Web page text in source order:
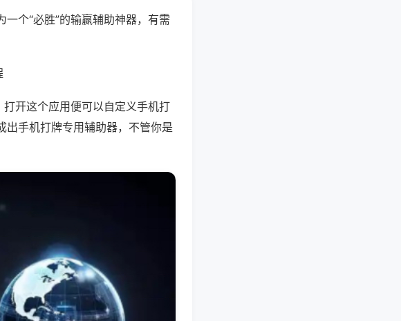
个“必胜”的输赢辅助神器，有需
开这个应用便可以自定义手机打
出手机打牌专用辅助器，不管你是